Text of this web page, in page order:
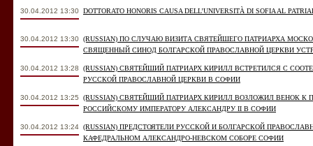
30.04.2012 13:30 DOTTORATO HONORIS CAUSA DELL’UNIVERSITÀ DI SOFIA AL
30.04.2012 13:30 (RUSSIAN) ПО СЛУЧАЮ ВИЗИТА СВЯТЕЙШЕГО ПАТРИАРХА
СВЯЩЕННЫЙ СИНОД БОЛГАРСКОЙ ПРАВОСЛАВНОЙ ЦЕРКВИ
30.04.2012 13:28
(RUSSIAN) СВЯТЕЙШИЙ ПАТРИАРХ КИРИЛЛ ВСТРЕТИЛСЯ С
РУССКОЙ ПРАВОСЛАВНОЙ ЦЕРКВИ В СОФИИ
30.04.2012 13:25
(RUSSIAN) СВЯТЕЙШИЙ ПАТРИАРХ КИРИЛЛ ВОЗЛОЖИЛ ВЕНОК
РОССИЙСКОМУ ИМПЕРАТОРУ АЛЕКСАНДРУ II В СОФИИ
30.04.2012 13:24 (RUSSIAN) ПРЕДСТОЯТЕЛИ РУССКОЙ И БОЛГАРСКОЙ
КАФЕДРАЛЬНОМ АЛЕКСАНДРО-НЕВСКОМ СОБОРЕ СОФИИ